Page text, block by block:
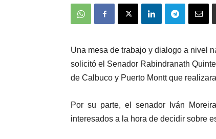
Una mesa de trabajo y dialogo a nivel
solicitó el Senador Rabindranath
de Calbuco y Puerto Montt que
Por su parte, el senador Iván
interesados a la hora de decidir sobre